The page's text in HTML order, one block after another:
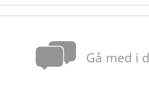
Gå med i